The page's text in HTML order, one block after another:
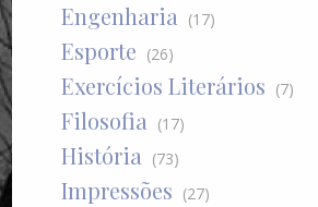
Engenharia (17)
Esporte (26)
Exercícios Literários (7)
Filosofia (17)
História (73)
Impressões (27)